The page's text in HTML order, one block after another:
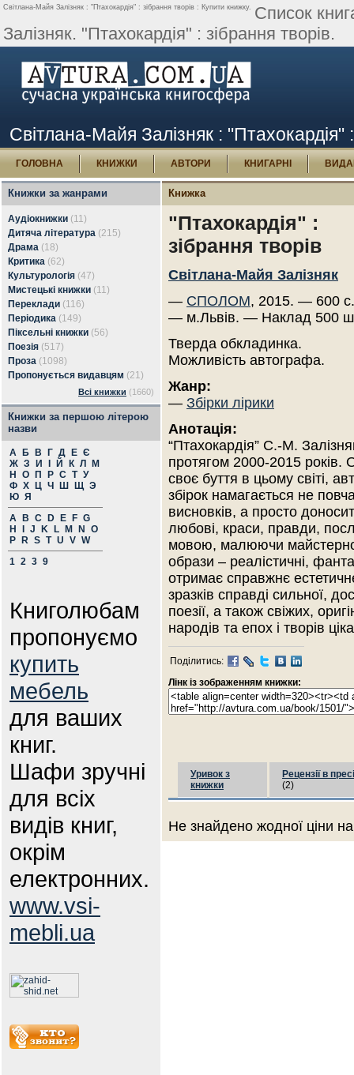
Світлана-Майя Залізняк : "Птахокардія" : зібрання творів : Купити книжку. Список
Залізняк. "Птахокардія" : зібрання творів.
Світлана-Майя Залізняк : "Птахокардія"
ГОЛОВНА КНИЖКИ АВТОРИ КНИГАРНІ
Книжки за жанрами
Аудіокнижки (11)
Дитяча література (215)
Драма (18)
Критика (62)
Культурологія (47)
Мистецькі книжки (11)
Переклади (116)
Періодика (149)
Піксельні книжки (56)
Поезія (517)
Проза (1098)
Пропонується видавцям (21)
Всі книжки (1660)
Книжки за першою літерою
назви
А Б В Г Д Е Є
Ж З И Й К Л
М
Н
О П Р С Т У
Ф Х Ц Ч Ш Щ Э
Ю Я
A
B C D E F G
H
J K L M N
O
P
R S T U V W
1 2 3 9
Книголюбам
пропонуємо
купить
мебель
для ваших
книг.
Шафи зручні
для всіх
видів книг,
окрім
електронних.
www.vsi-
mebli.ua
Книжка
"Птахокардія" :
зібрання творів
Світлана-Майя Залізняк
— СПОЛОМ, 2015. — 600 с.
— м.Львів. — Наклад 500
Тверда обкладинка.
Можливість автографа.
Жанр:
— Збірки лірики
Анотація:
“Птахокардія” С.-М.
протягом 2000-2015 років.
своє буття в цьому світі,
збірок намагається не
висновків, а просто
любові, краси, правди,
мовою, малюючи майстерно
образи – реалістичні,
отримає справжнє
зразків справді сильної,
поезії, а також свіжих,
народів та епох і творів
Поділитись:
Лінк із зображенням книжки:
Уривок з
книжки
Рецензії в пресі
(2)
Не знайдено жодної ціни